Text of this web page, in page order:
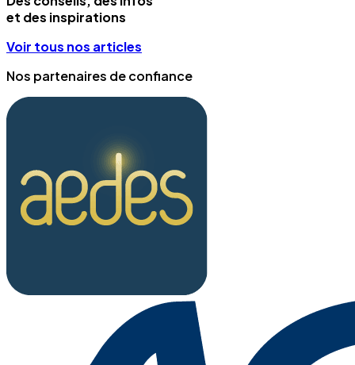
et des inspirations
Voir tous nos articles
Nos partenaires de confiance